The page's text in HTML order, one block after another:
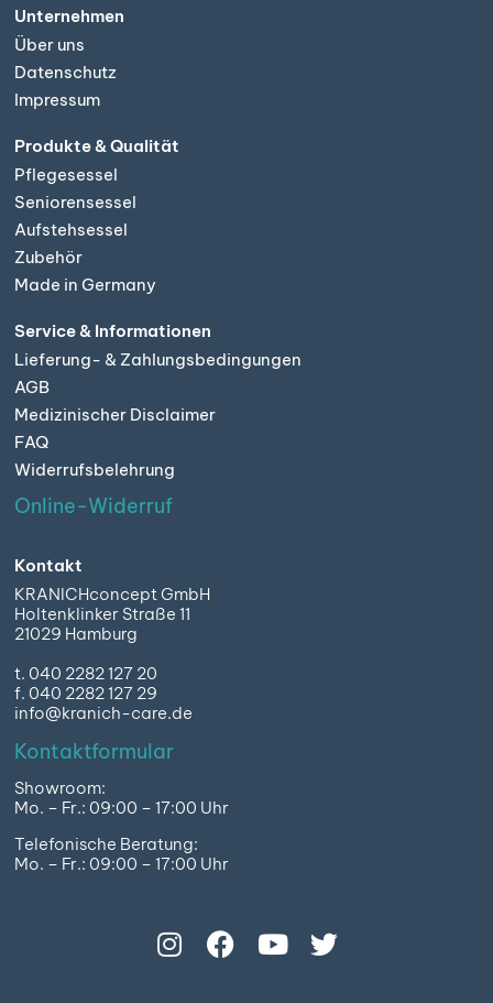
Unternehmen
Über uns
Datenschutz
Impressum
Produkte & Qualität
Pflegesessel
Seniorensessel
Aufstehsessel
Zubehör
Made in Germany
Service & Informationen
Lieferung- & Zahlungsbedingungen
AGB
Medizinischer Disclaimer
FAQ
Widerrufsbelehrung
Online-Widerruf
Kontakt
KRANICHconcept GmbH
Holtenklinker Straße 11
21029 Hamburg
t. 040 2282 127 20
f. 040 2282 127 29
info@kranich-care.de
Kontaktformular
Showroom:
Mo. – Fr.: 09:00 – 17:00 Uhr
Telefonische Beratung:
Mo. – Fr.: 09:00 – 17:00 Uhr